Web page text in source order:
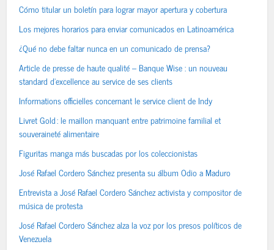
Cómo titular un boletín para lograr mayor apertura y cobertura
Los mejores horarios para enviar comunicados en Latinoamérica
¿Qué no debe faltar nunca en un comunicado de prensa?
Article de presse de haute qualité – Banque Wise : un nouveau
standard d’excellence au service de ses clients
Informations officielles concernant le service client de Indy
Livret Gold : le maillon manquant entre patrimoine familial et
souveraineté alimentaire
Figuritas manga más buscadas por los coleccionistas
José Rafael Cordero Sánchez presenta su álbum Odio a Maduro
Entrevista a José Rafael Cordero Sánchez activista y compositor de
música de protesta
José Rafael Cordero Sánchez alza la voz por los presos políticos de
Venezuela